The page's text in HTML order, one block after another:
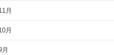
月
月